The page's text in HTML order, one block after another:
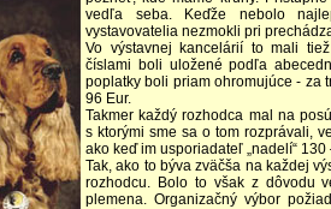
vedľa seba. Keďže nebolo
vystavovatelia nezmokli pri
Vo výstavnej kancelárií to mali
číslami boli uložené podľa
poplatky boli priam ohromujúce - za
96 Eur.
Takmer každý rozhodca mal na
s ktorými sme sa o tom rozprávali,
ako keď im usporiadateľ „nadelí“ 130
Tak, ako to býva zväčša na každej
rozhodcu. Bolo to však z dôvodu
plemena. Organizačný výbor